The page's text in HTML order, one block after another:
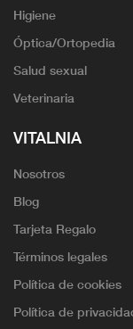
Higiene
Óptica/Ortopedia
Salud sexual
Veterinaria
VITALNIA
Nosotros
Blog
Tarjeta Regalo
Términos legales
Política de cookies
Política de